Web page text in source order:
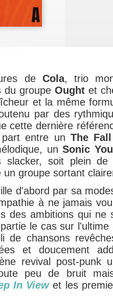
de Cola, trio
du groupe Ought et
et la même
par des
cette dernière
entre un The
unSonic
slacker, soit plein de
un groupe sortant
d'abord par sa
à ne jamais
des ambitions qui ne
le cas sur
de chansons
et doucement
revival post-punk
peu de bruit
In Viewet les